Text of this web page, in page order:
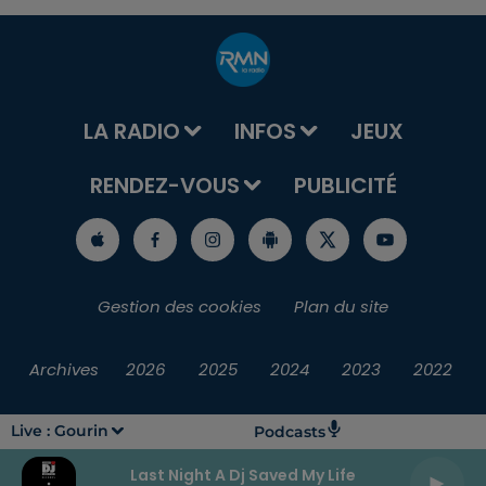
Live : Gourin Podcasts
Last Night A Dj Saved My Life
LA RADIO INFOS
JEUX
RENDEZ-VOUS
PUBLICITÉ
Gestion des cookies Plan du site
Archives 2026 2025 2024 2023 2022